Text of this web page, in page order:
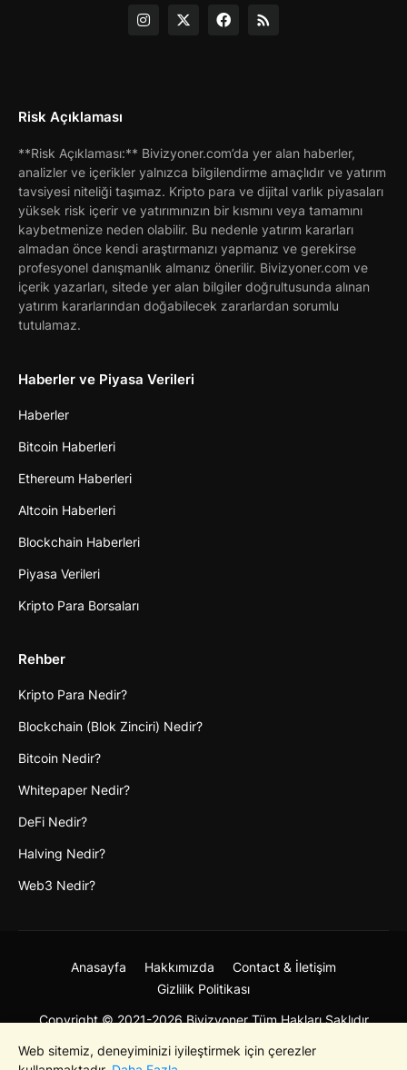
Risk Açıklaması
**Risk Açıklaması:** Bivizyoner.com’da yer alan haberler,
analizler ve içerikler yalnızca bilgilendirme amaçlıdır ve yatırım
tavsiyesi niteliği taşımaz. Kripto para ve dijital varlık piyasaları
yüksek risk içerir ve yatırımınızın bir kısmını veya tamamını
kaybetmenize neden olabilir. Bu nedenle yatırım kararları
almadan önce kendi araştırmanızı yapmanız ve gerekirse
profesyonel danışmanlık almanız önerilir. Bivizyoner.com ve
içerik yazarları, sitede yer alan bilgiler doğrultusunda alınan
yatırım kararlarından doğabilecek zararlardan sorumlu
tutulamaz.
Haberler ve Piyasa Verileri
Haberler
Bitcoin Haberleri
Ethereum Haberleri
Altcoin Haberleri
Blockchain Haberleri
Piyasa Verileri
Kripto Para Borsaları
Rehber
Kripto Para Nedir?
Blockchain (Blok Zinciri) Nedir?
Bitcoin Nedir?
Whitepaper Nedir?
DeFi Nedir?
Halving Nedir?
Web3 Nedir?
Copyright © 2021-2026 Bivizyoner Tüm Hakları Saklıdır
Anasayfa Hakkımızda
Contact & İletişim
Gizlilik Politikası
Web sitemiz, deneyiminizi iyileştirmek için çerezler